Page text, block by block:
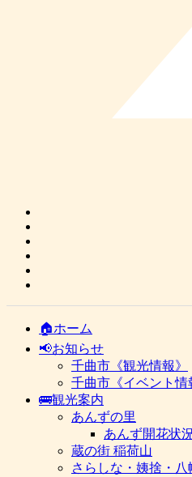
🏠ホーム
📢お知らせ
千曲市《観光情報》
千曲市《イベント情
🚌観光案内
あんずの里
あんず開花状
蔵の街 稲荷山
さらしな・姨捨・八